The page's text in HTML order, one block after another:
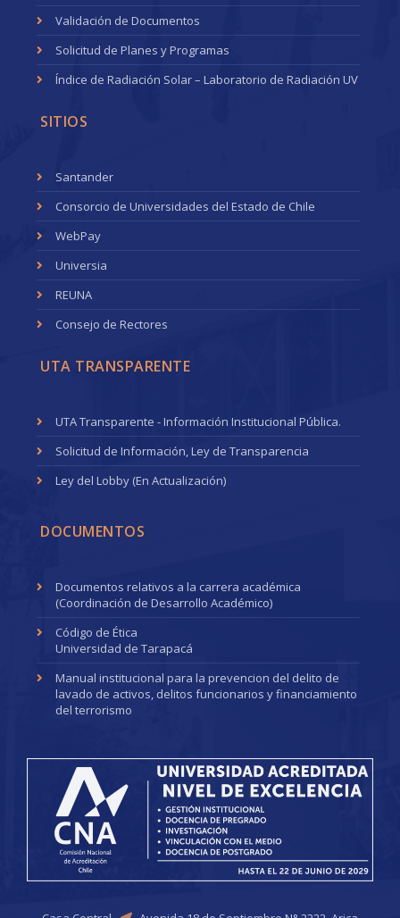
Validación de Documentos
Solicitud de Planes y Programas
Índice de Radiación Solar – Laboratorio de Radiación UV
SITIOS
Santander
Consorcio de Universidades del Estado de Chile
WebPay
Universia
REUNA
Consejo de Rectores
UTA TRANSPARENTE
UTA Transparente - Información Institucional Pública.
Solicitud de Información, Ley de Transparencia
Ley del Lobby (En Actualización)
DOCUMENTOS
Documentos relativos a la carrera académica
(Coordinación de Desarrollo Académico)
Código de Ética
Universidad de Tarapacá
Manual institucional para la prevencion del delito de
lavado de activos, delitos funcionarios y financiamiento
del terrorismo